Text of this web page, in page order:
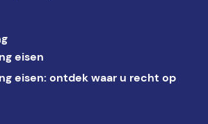
eisen
eisen: ontdek waar u recht op